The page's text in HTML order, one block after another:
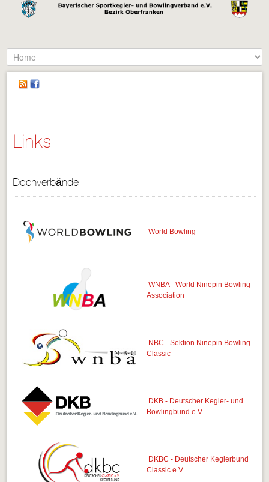
Links
Dachverbände
World Bowling
WNBA - World Ninepin Bowling
Association
NBC - Sektion Ninepin Bowling
Classic
DKB - Deutscher Kegler- und
Bowlingbund e.V.
DKBC - Deutscher Keglerbund
Classic e.V.